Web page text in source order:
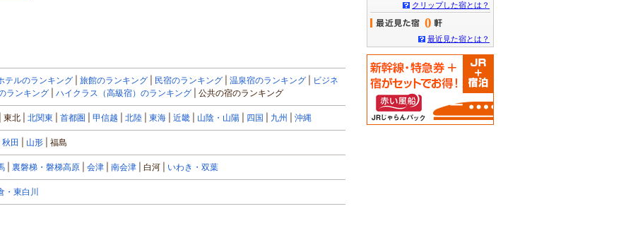
テルのランキング 旅館のランキング 民宿のランキング 温泉宿のランキング
ビジネ
ランキング
ハイクラス（高級宿）のランキング 公共の宿のランキング
東北 北関東 首都圏 甲信越 北陸 東海 近畿 山陰・山陽 四国 九州 沖縄
秋田 山形 福島
裏磐梯・磐梯高原 会津 南会津 白河 いわき・双葉
・東白川
クリップした宿とは？
0
最近見た宿とは？